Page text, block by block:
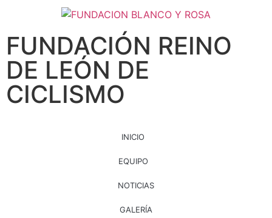
FUNDACIÓN REINO
DE LEÓN DE
CICLISMO
INICIO
EQUIPO
NOTICIAS
GALERÍA